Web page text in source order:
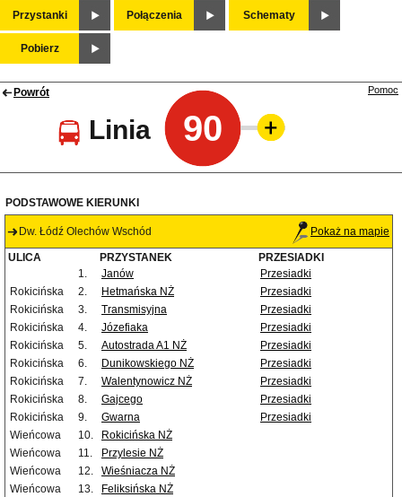
Przystanki Połączenia Schematy
Pobierz
Powrót
Linia 90
Pomoc
PODSTAWOWE KIERUNKI
Dw. Łódź Olechów Wschód Pokaż na mapie
ULICA PRZYSTANEK
PRZESIADKI
1.
Janów
Przesiadki
Rokicińska
2. Hetmańska NŻ
Przesiadki
Rokicińska
3. Transmisyjna
Przesiadki
Rokicińska
4. Józefiaka
Przesiadki
Rokicińska
5. Autostrada A1 NŻ
Przesiadki
Rokicińska
6. Dunikowskiego NŻ
Przesiadki
Rokicińska
7. Walentynowicz NŻ
Przesiadki
Rokicińska
8. Gajcego
Przesiadki
Rokicińska
9. Gwarna
Przesiadki
Wieńcowa
10.
Rokicińska NŻ
Wieńcowa
11.
Przylesie NŻ
Wieńcowa
12.
Wieśniacza NŻ
Wieńcowa
13.
Feliksińska NŻ